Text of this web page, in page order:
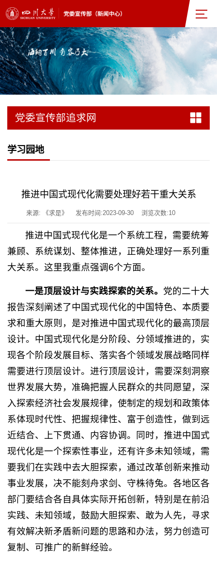
党委宣传部追求网
学习园地
推进中国式现代化需要处理好若干重大关系
来源: 《求是》 发布时间:2023-09-30 浏览次数:10
推进中国式现代化是一个系统工程，需要统筹
兼顾、系统谋划、整体推进，正确处理好一系列重
大关系。这里我重点强调6个方面。
一是顶层设计与实践探索的关系。 党的二十大
报告深刻阐述了中国式现代化的中国特色、本质要
求和重大原则，是对推进中国式现代化的最高顶层
设计。中国式现代化是分阶段、分领域推进的，实
现各个阶段发展目标、落实各个领域发展战略同样
需要进行顶层设计。进行顶层设计，需要深刻洞察
世界发展大势，准确把握人民群众的共同愿望，深
入探索经济社会发展规律，使制定的规划和政策体
系体现时代性、把握规律性、富于创造性，做到远
近结合、上下贯通、内容协调。同时，推进中国式
现代化是一个探索性事业，还有许多未知领域，需
要我们在实践中去大胆探索，通过改革创新来推动
事业发展，决不能刻舟求剑、守株待兔。各地区各
部门要结合各自具体实际开拓创新，特别是在前沿
实践、未知领域，鼓励大胆探索、敢为人先，寻求
有效解决新矛盾新问题的思路和办法，努力创造可
复制、可推广的新鲜经验。